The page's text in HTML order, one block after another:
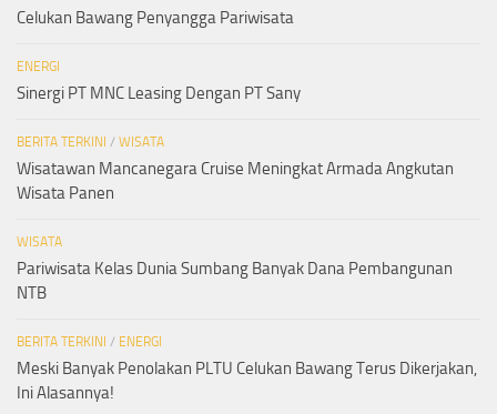
Celukan Bawang Penyangga Pariwisata
ENERGI
Sinergi PT MNC Leasing Dengan PT Sany
BERITA TERKINI / WISATA
Wisatawan Mancanegara Cruise Meningkat Armada Angkutan
Wisata Panen
WISATA
Pariwisata Kelas Dunia Sumbang Banyak Dana Pembangunan
NTB
BERITA TERKINI / ENERGI
Meski Banyak Penolakan PLTU Celukan Bawang Terus Dikerjakan,
Ini Alasannya!